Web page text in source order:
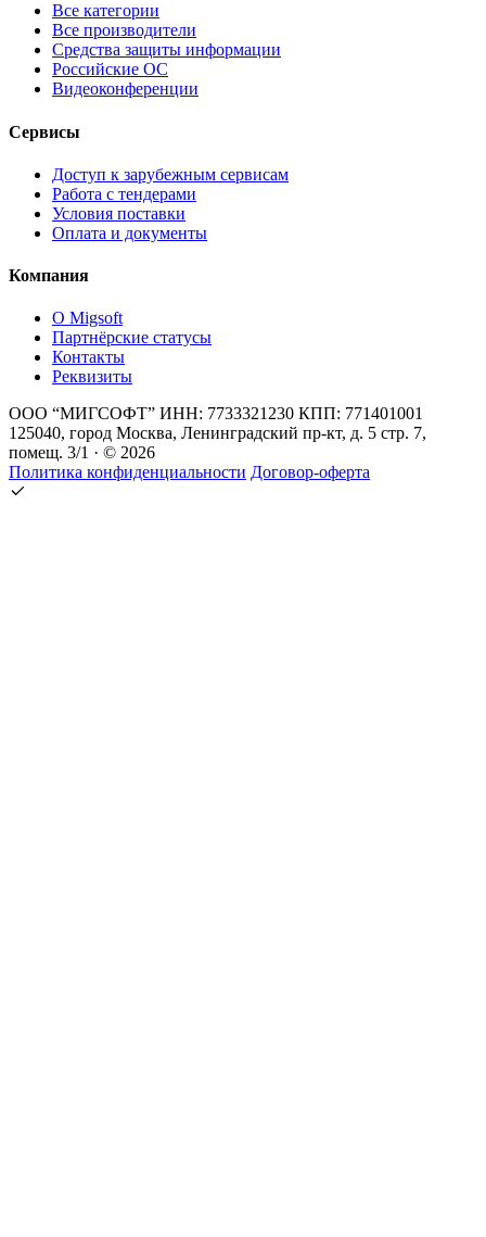
Все категории
Все производители
Средства защиты информации
Российские ОС
Видеоконференции
Сервисы
Доступ к зарубежным сервисам
Работа с тендерами
Условия поставки
Оплата и документы
Компания
О Migsoft
Партнёрские статусы
Контакты
Реквизиты
ООО “МИГСОФТ” ИНН: 7733321230 КПП: 771401001
125040, город Москва, Ленинградский пр-кт, д. 5 стр. 7,
помещ. 3/1 · © 2026
Политика конфиденциальности Договор-оферта